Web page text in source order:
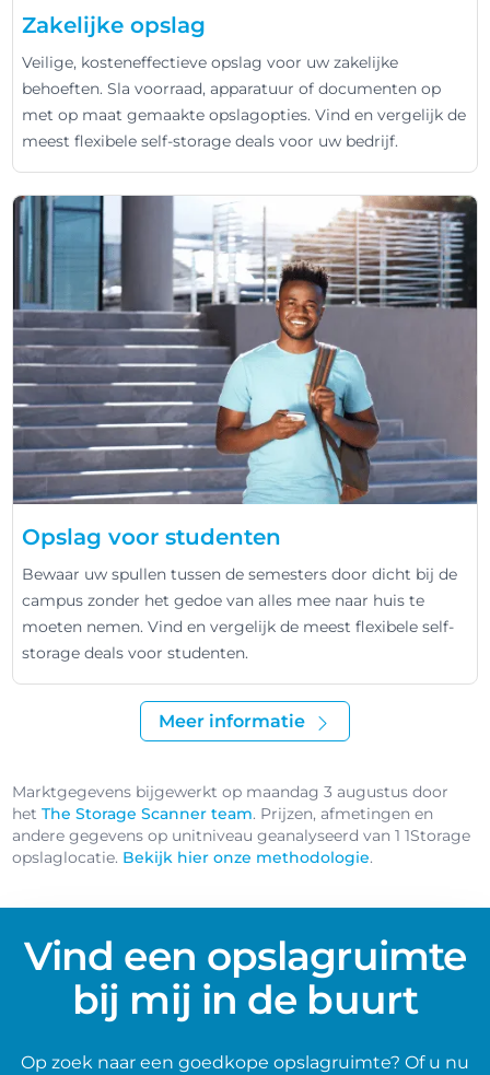
Zakelijke opslag
Veilige, kosteneffectieve opslag voor uw zakelijke
behoeften. Sla voorraad, apparatuur of documenten op
met op maat gemaakte opslagopties. Vind en vergelijk de
meest flexibele self-storage deals voor uw bedrijf.
Opslag voor studenten
Bewaar uw spullen tussen de semesters door dicht bij de
campus zonder het gedoe van alles mee naar huis te
moeten nemen. Vind en vergelijk de meest flexibele self-
storage deals voor studenten.
Meer informatie
Marktgegevens bijgewerkt op maandag 3 augustus door
hetThe Storage Scanner team. Prijzen, afmetingen en
andere gegevens op unitniveau geanalyseerd van 1 1Storage
opslaglocatie. Bekijk hier onze methodologie.
Vind een opslagruimte
bij mij in de buurt
Op zoek naar een goedkope opslagruimte? Of u nu